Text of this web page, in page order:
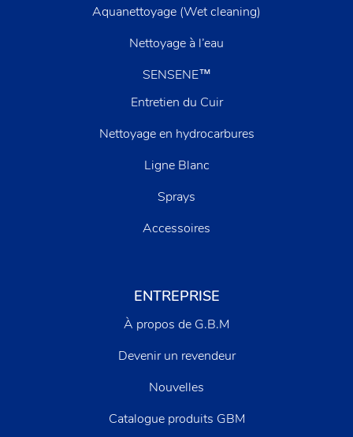
Aquanettoyage (Wet cleaning)
Nettoyage à l’eau
SENSENE™
Entretien du Cuir
Nettoyage en hydrocarbures
Ligne Blanc
Sprays
Accessoires
ENTREPRISE
À propos de G.B.M
Devenir un revendeur
Nouvelles
Catalogue produits GBM